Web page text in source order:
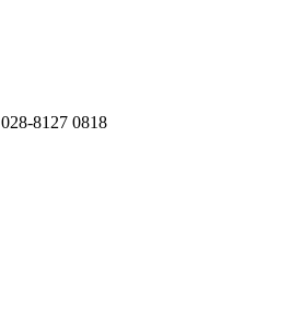
028-8127 0818